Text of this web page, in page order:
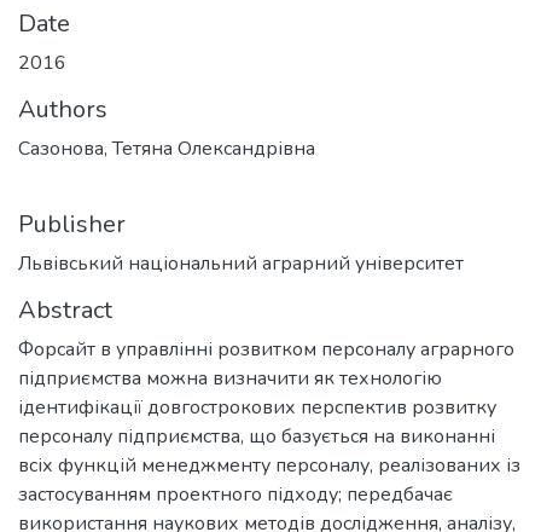
Date
2016
Authors
Сазонова, Тетяна Олександрівна
Publisher
Львівський національний аграрний університет
Abstract
Форсайт в управлінні розвитком персоналу аграрного
підприємства можна визначити як технологію
ідентифікації довгострокових перспектив розвитку
персоналу підприємства, що базується на виконанні
всіх функцій менеджменту персоналу, реалізованих із
застосуванням проектного підходу; передбачає
використання наукових методів дослідження, аналізу,